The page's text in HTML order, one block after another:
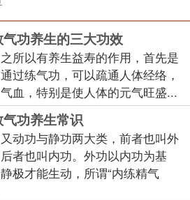
功养生的三大功效
所以有养生益寿的作用，首先是
过练气功，可以疏通人体经络，
血，特别是使人体的元气旺盛...
功养生常识
动功与静功两大类，前者也叫外
者也叫内功。外功以内功为基
极才能生动，所谓“内练精气